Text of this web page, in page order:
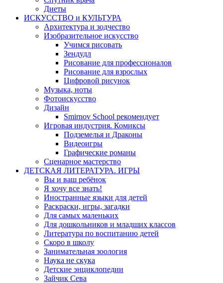
Диеты
ИСКУССТВО и КУЛЬТУРА
Архитектура и зодчество
Изобразительное искусство
Учимся рисовать
Зендудл
Рисование для профессионалов
Рисование для взрослых
Цифровой рисунок
Музыка, ноты
Фотоискусство
Дизайн
Smirnov School рекомендует
Игровая индустрия. Комиксы
Подземелья и Драконы
Видеоигры
Графические романы
Сценарное мастерство
ДЕТСКАЯ ЛИТЕРАТУРА. ИГРЫ
Вы и ваш ребёнок
Я хочу все знать!
Иностранные языки для детей
Раскраски, игры, загадки
Для самых маленьких
Для дошкольников и младших классов
Литература по воспитанию детей
Скоро в школу
Занимательная зоология
Наука не скука
Детские энциклопедии
Зайчик Сева